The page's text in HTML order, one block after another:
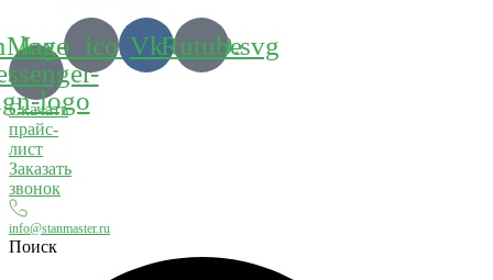
Max-
logo
VkRutube
Скачать
прайс-
лист
Заказать
звонок
info@stanmaster.ru
Поиск